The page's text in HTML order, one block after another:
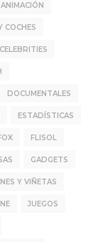
ANIMACIÓN
COCHES
CELEBRITIES
DOCUMENTALES
ESTADÍSTICAS
FLISOL
GADGETS
Y VIÑETAS
JUEGOS